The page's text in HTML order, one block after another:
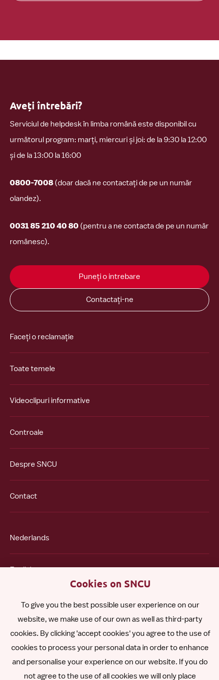
Aveți întrebări?
Serviciul de helpdesk în limba română este disponibil cu
următorul program: marți, miercuri și joi: de la 9:30 la 12:00
și de la 13:00 la 16:00
0800-7008 (doar dacă ne contactați de pe un număr
olandez).
0031 85 210 40 80 (pentru a ne contacta de pe un număr
românesc).
Puneți o intrebare
Contactați-ne
Faceți o reclamație
Toate temele
Videoclipuri informative
Controale
Despre SNCU
Contact
Nederlands
English
Español
Polski
Other languages
Cookies on SNCU
To give you the best possible user experience on our
website, we make use of our own as well as third-party
cookies. By clicking 'accept cookies' you agree to the use of
cookies to process your personal data in order to enhance
and personalise your experience on our website. If you do
not agree to the use of all cookies we will only place